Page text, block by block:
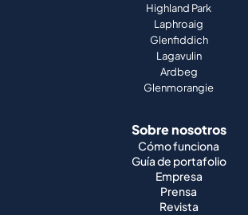
Highland Park
Laphroaig
Glenfiddich
Lagavulin
Ardbeg
Glenmorangie
Sobre nosotros
Cómo funciona
Guía de portafolio
Empresa
Prensa
Revista